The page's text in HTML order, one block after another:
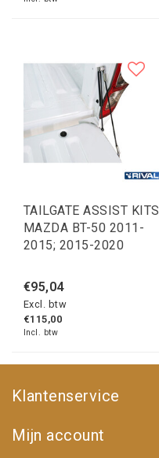
TAILGATE ASSIST KITS
MAZDA BT-50 2011-
2015; 2015-2020
€95,04
Excl. btw
€115,00
Incl. btw
Klantenservice
Mijn account